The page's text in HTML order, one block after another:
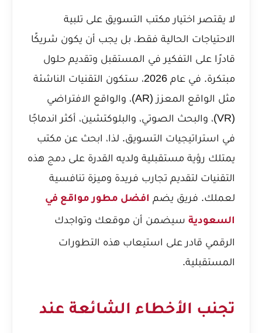
لا يقتصر اختيار مكتب التسويق على تلبية
الاحتياجات الحالية فقط، بل يجب أن يكون شريكًا
قادرًا على التفكير في المستقبل وتقديم حلول
مبتكرة. في عام 2026، ستكون التقنيات الناشئة
مثل الواقع المعزز (AR)، والواقع الافتراضي
(VR)، والبحث الصوتي، والبلوكتشين، أكثر اندماجًا
في استراتيجيات التسويق. لذا، ابحث عن مكتب
يمتلك رؤية مستقبلية ولديه القدرة على دمج هذه
التقنيات لتقديم تجارب فريدة وميزة تنافسية
لعملك. فريق يضم افضل مطور مواقع في
السعودية سيضمن أن موقعك وتواجدك
الرقمي قادر على استيعاب هذه التطورات
المستقبلية.
تجنب الأخطاء الشائعة عند